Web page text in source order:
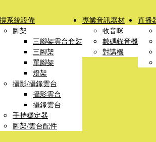
系統設備
腳架
三腳架雲台套裝
三腳架
單腳架
燈架
攝影/攝錄雲台
攝影雲台
攝錄雲台
手持穩定器
腳架/雲台配件
專業音訊器材
收音咪
數碼錄音機
對講機
直播